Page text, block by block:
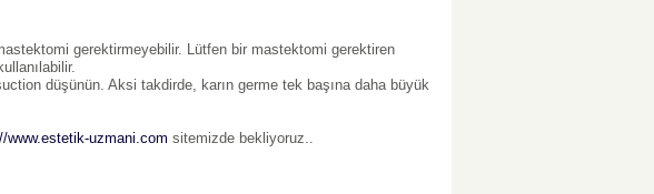
gerektirmeyebilir. Lütfen bir mastektomi gerektiren
düşünün. Aksi takdirde, karın germe tek başına daha büyük
www.estetik-uzmani.com sitemizde bekliyoruz..